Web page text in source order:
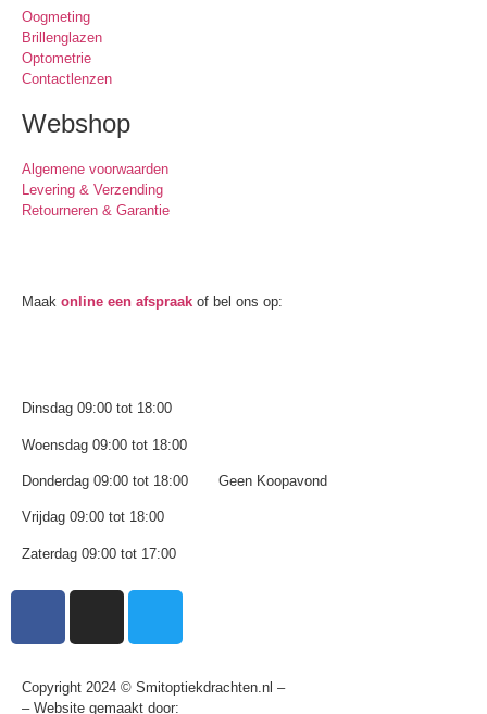
Oogmeting
Brillenglazen
Optometrie
Contactlenzen
Webshop
Algemene voorwaarden
Levering & Verzending
Retourneren & Garantie
Maak online een afspraak of bel ons op:
Dinsdag 09:00 tot 18:00
Woensdag 09:00 tot 18:00
Donderdag 09:00 tot 18:00 Geen Koopavond
Vrijdag 09:00 tot 18:00
Zaterdag 09:00 tot 17:00
Copyright 2024 © Smitoptiekdrachten.nl –
– Website gemaakt door: